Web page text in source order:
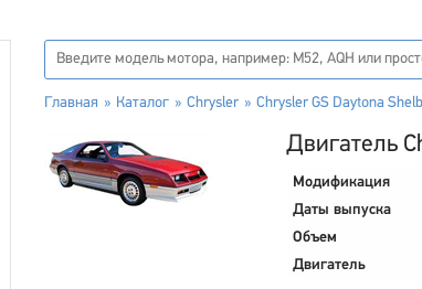
Главная Каталог Chrysler Chrysler GS Daytona
Двигатель
Модификация
Даты выпуска
Объем
Двигатель